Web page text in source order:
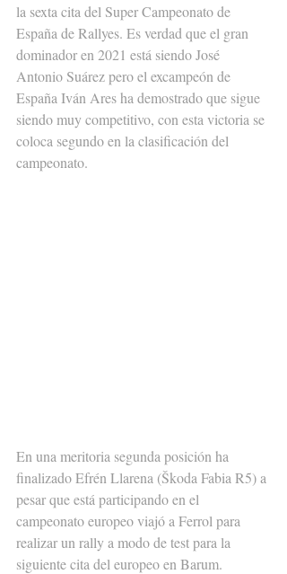
la sexta cita del Super Campeonato de
España de Rallyes. Es verdad que el gran
dominador en 2021 está siendo José
Antonio Suárez pero el excampeón de
España Iván Ares ha demostrado que sigue
siendo muy competitivo, con esta victoria se
coloca segundo en la clasificación del
campeonato.
En una meritoria segunda posición ha
finalizado Efrén Llarena (Škoda Fabia R5) a
pesar que está participando en el
campeonato europeo viajó a Ferrol para
realizar un rally a modo de test para la
siguiente cita del europeo en Barum.